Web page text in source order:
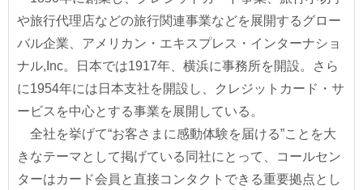
や旅行代理店などの旅行関連事業などを展開するグロー
バル企業、アメリカン・エキスプレス・インターナショ
ナル,Inc。日本では1917年、横浜に事務所を開設。さら
に1954年には日本支社を開設し、クレジットカード・サ
ービスを中心とする事業を展開している。
全社を挙げて“お客さまに感動体験を届ける”ことを大
きなテーマとして掲げている同社にとって、コールセン
ターはカード会員と直接コンタクトできる重要拠点とし